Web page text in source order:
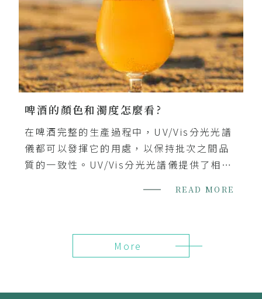
啤酒的顏色和濁度怎麼看?
在啤酒完整的生產過程中，UV/Vis分光光譜
儀都可以發揮它的用處，以保持批次之間品
質的一致性。UV/Vis分光光譜儀提供了相對
用，可為不同的應用提供必要的準確...
READ MORE
More